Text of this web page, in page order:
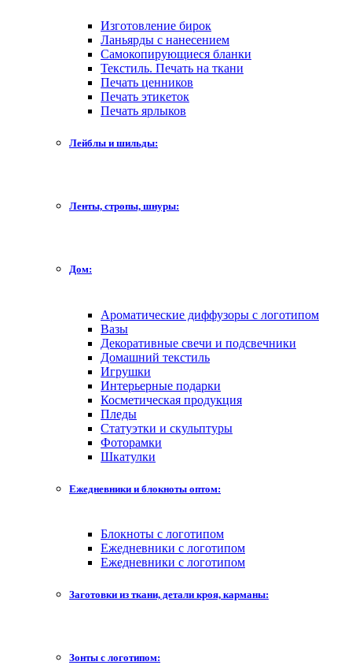
Изготовление бирок
Ланьярды с нанесением
Самокопирующиеся бланки
Текстиль. Печать на ткани
Печать ценников
Печать этикеток
Печать ярлыков
Лейблы и шильды:
Ленты, стропы, шнуры:
Дом:
Ароматические диффузоры с логотипом
Вазы
Декоративные свечи и подсвечники
Домашний текстиль
Игрушки
Интерьерные подарки
Косметическая продукция
Пледы
Статуэтки и скульптуры
Фоторамки
Шкатулки
Ежедневники и блокноты оптом:
Блокноты с логотипом
Ежедневники с логотипом
Ежедневники с логотипом
Заготовки из ткани, детали кроя, карманы:
Зонты с логотипом: